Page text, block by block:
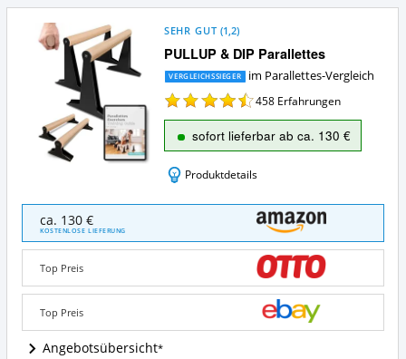
PULLUP & DIP Parallettes
SEHR GUT (1,2)
VERGLEICHSSIEGER im Parallettes-Vergleich
458 Erfahrungen
sofort lieferbar ab ca. 130 €
Produktdetails
PULLUP
DIP
Parallettes
Angebote:
Wo
Parallettes
erhältlich?
ca. 130 €
KOSTENLOSE LIEFERUNG
Top Preis
Top Preis
Angebotsübersicht